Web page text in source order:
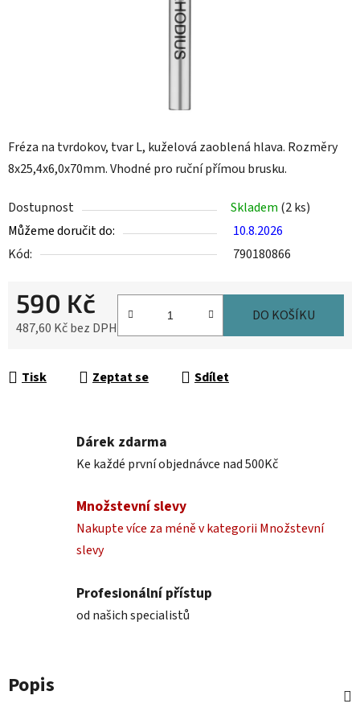
Fréza na tvrdokov, tvar L, kuželová zaoblená hlava. Rozměry
8x25,4x6,0x70mm. Vhodné pro ruční přímou brusku.
Dostupnost Skladem (2 ks)
Můžeme doručit do:
10.8.2026
Kód:
790180866
590 Kč
487,60 Kč bez DPH
DO KOŠÍKU
Tisk Zeptat se Sdílet
Dárek zdarma
Ke každé první objednávce nad 500Kč
Množstevní slevy
Nakupte více za méně v kategorii Množstevní
slevy
Profesionální přístup
od našich specialistů
Popis